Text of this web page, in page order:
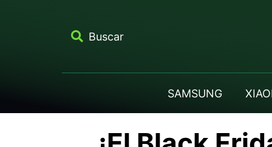
Buscar
SAMSUNG